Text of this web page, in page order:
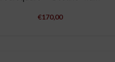
€170,00